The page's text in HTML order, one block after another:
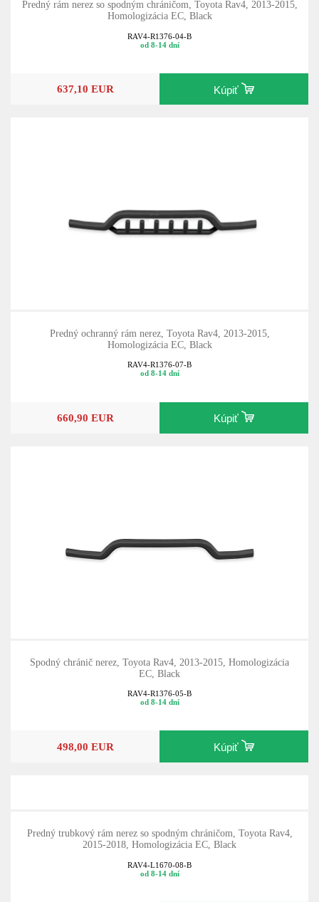
Predný rám nerez so spodným chráničom, Toyota Rav4, 2013-2015,
Homologizácia EC, Black
RAV4-R1376-04-B
od 8-14 dní
637,10 EUR Kúpiť
Predný ochranný rám nerez, Toyota Rav4, 2013-2015,
Homologizácia EC, Black
RAV4-R1376-07-B
od 8-14 dní
660,90 EUR Kúpiť
Spodný chránič nerez, Toyota Rav4, 2013-2015, Homologizácia
EC, Black
RAV4-R1376-05-B
od 8-14 dní
498,00 EUR Kúpiť
Predný trubkový rám nerez so spodným chráničom, Toyota Rav4,
2015-2018, Homologizácia EC, Black
RAV4-L1670-08-B
od 8-14 dní